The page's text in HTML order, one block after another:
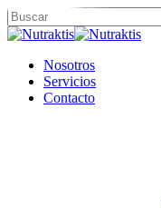
Skip
to
content
Close
Menu
Nosotros
Servicios
Contacto